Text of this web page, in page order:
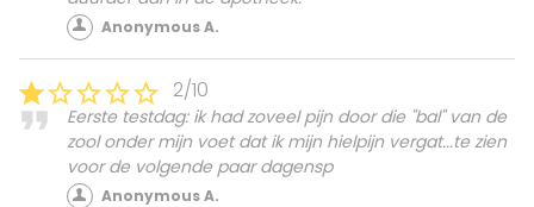
Anonymous A.
2/10
Eerste testdag: ik had zoveel pijn door die "bal" van de
zool onder mijn voet dat ik mijn hielpijn vergat...te zien
voor de volgende paar dagensp
Anonymous A.